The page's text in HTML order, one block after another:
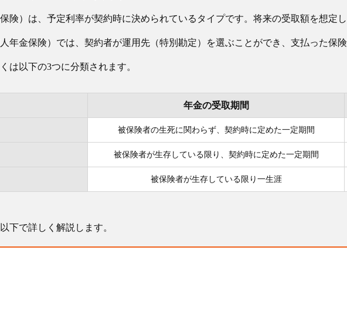
険）は、予定利率が契約時に決められているタイプです。将来の受取額を想
年金保険）では、契約者が運用先（特別勘定）を選ぶことができ、支払った
は以下の3つに分類されます。
年金の受取期間
被保険者の生死に関わらず、契約時に定めた一定期間
被保険者が生存している限り、契約時に定めた一定期間
被保険者が生存している限り一生涯
下で詳しく解説します。